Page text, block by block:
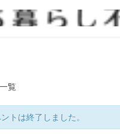
覧
トは終了しました。